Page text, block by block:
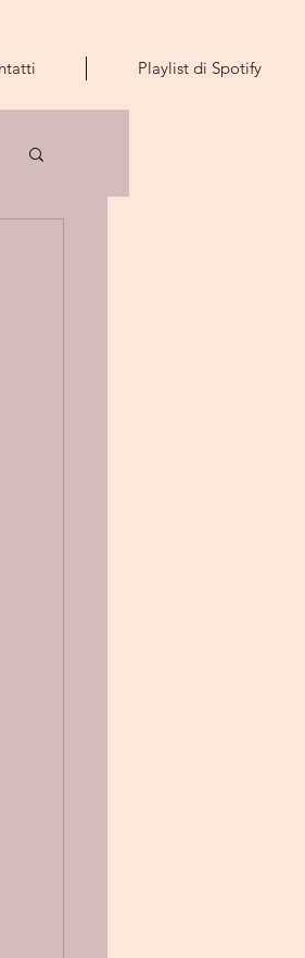
Playlist di Spotify